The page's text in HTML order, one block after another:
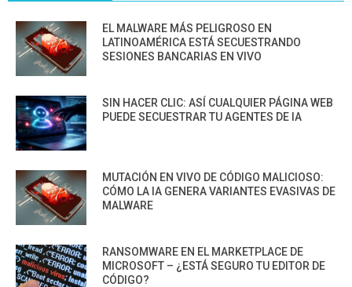
EL MALWARE MÁS PELIGROSO EN
LATINOAMÉRICA ESTÁ SECUESTRANDO
SESIONES BANCARIAS EN VIVO
SIN HACER CLIC: ASÍ CUALQUIER PÁGINA WEB
PUEDE SECUESTRAR TU AGENTES DE IA
MUTACIÓN EN VIVO DE CÓDIGO MALICIOSO:
CÓMO LA IA GENERA VARIANTES EVASIVAS DE
MALWARE
RANSOMWARE EN EL MARKETPLACE DE
MICROSOFT – ¿ESTÁ SEGURO TU EDITOR DE
CÓDIGO?